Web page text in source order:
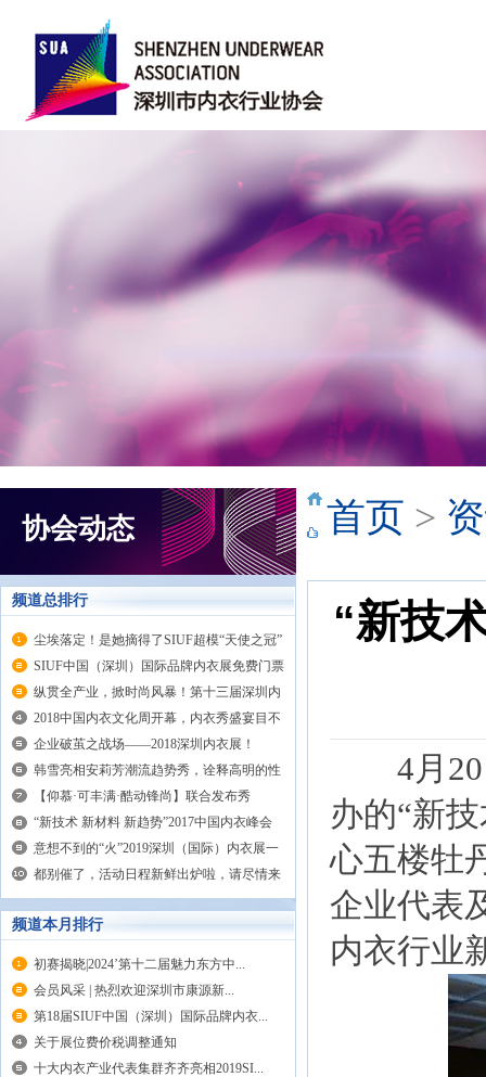
协会动态
频道总排行
尘埃落定！是她摘得了SIUF超模“天使之冠”
SIUF中国（深圳）国际品牌内衣展免费门票
获取方式在这里！
纵贯全产业，掀时尚风暴！第十三届深圳内
衣展大放异彩
2018中国内衣文化周开幕，内衣秀盛宴目不
暇接
企业破茧之战场——2018深圳内衣展！
韩雪亮相安莉芳潮流趋势秀，诠释高明的性
感【仰慕·可丰满·酷动锋尚】联合发布秀
“新技术 新材料 新趋势”2017中国内衣峰会
圆满举行
意想不到的“火”2019深圳（国际）内衣展一
位难求？！
都别催了，活动日程新鲜出炉啦，请尽情来
嗨吧！
频道本月排行
初赛揭晓|2024’第十二届魅力东方中...
会员风采 | 热烈欢迎深圳市康源新...
第18届SIUF中国（深圳）国际品牌内衣...
关于展位费价税调整通知
十大内衣产业代表集群齐齐亮相2019SI...
首页 >
“新技
4月20
办的“新
心五楼牡
企业代表
内衣行业